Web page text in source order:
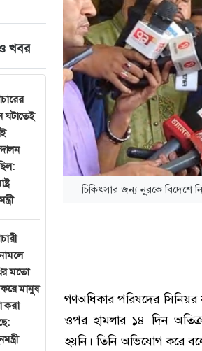
খবর
ঘটাতেই
মতো
মানুষ
করা
চিকিৎসার জন্য নুরকে
গণঅধিকার পরিষদের
ওপর হামলার ১৪ দিন
হয়নি। তিনি অভিযোগ করে